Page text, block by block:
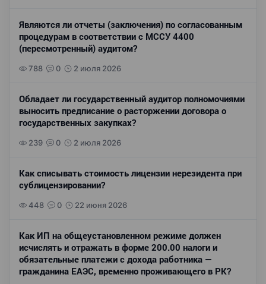
Являются ли отчеты (заключения) по согласованным
процедурам в соответствии с МССУ 4400
(пересмотренный) аудитом?
788 0 2 июля 2026
Обладает ли государственный аудитор полномочиями
выносить предписание о расторжении договора о
государственных закупках?
239 0 2 июля 2026
Как списывать стоимость лицензии нерезидента при
сублицензировании?
448 0 22 июня 2026
Как ИП на общеустановленном режиме должен
исчислять и отражать в форме 200.00 налоги и
обязательные платежи с дохода работника —
гражданина ЕАЭС, временно проживающего в РК?